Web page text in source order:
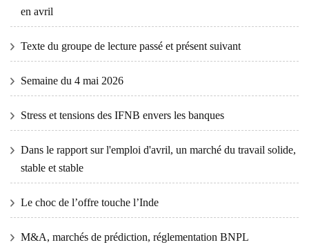
en avril
Texte du groupe de lecture passé et présent suivant
Semaine du 4 mai 2026
Stress et tensions des IFNB envers les banques
Dans le rapport sur l'emploi d'avril, un marché du travail solide,
stable et stable
Le choc de l’offre touche l’Inde
M&A, marchés de prédiction, réglementation BNPL